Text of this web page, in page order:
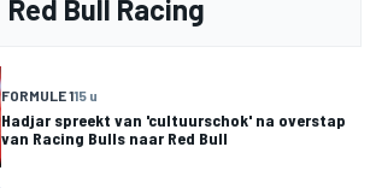
Red Bull Racing
FORMULE 115 u
Hadjar spreekt van 'cultuurschok' na overstap
van Racing Bulls naar Red Bull